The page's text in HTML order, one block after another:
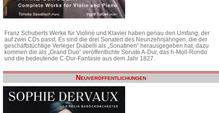
Franz Schuberts Werke für Violine und Klavier haben genau den Umfang, der
auf zwei CDs passt. Es sind die drei Sonaten des Neunzehnjährigen, die der
geschäftstüchtige Verleger Diabelli als „Sonatinen“ herausgegeben hat, dazu
kommen die als „Grand Duo“ veröffentlichte Sonate A-Dur, das h-Moll-Rondo
und die bedeutende C-Dur-Fantasie aus dem Jahr 1827.
Neuveröffentlichungen